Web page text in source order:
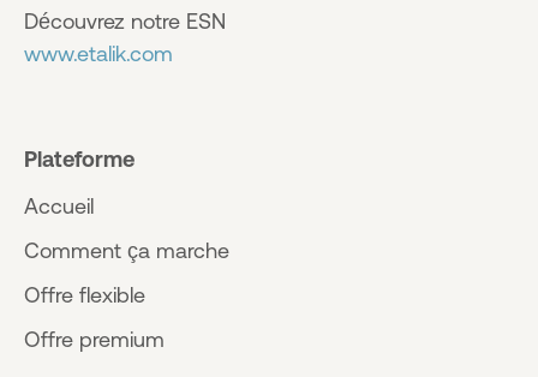
Découvrez notre ESN
www.etalik.com
Plateforme
Accueil
Comment ça marche
Offre flexible
Offre premium